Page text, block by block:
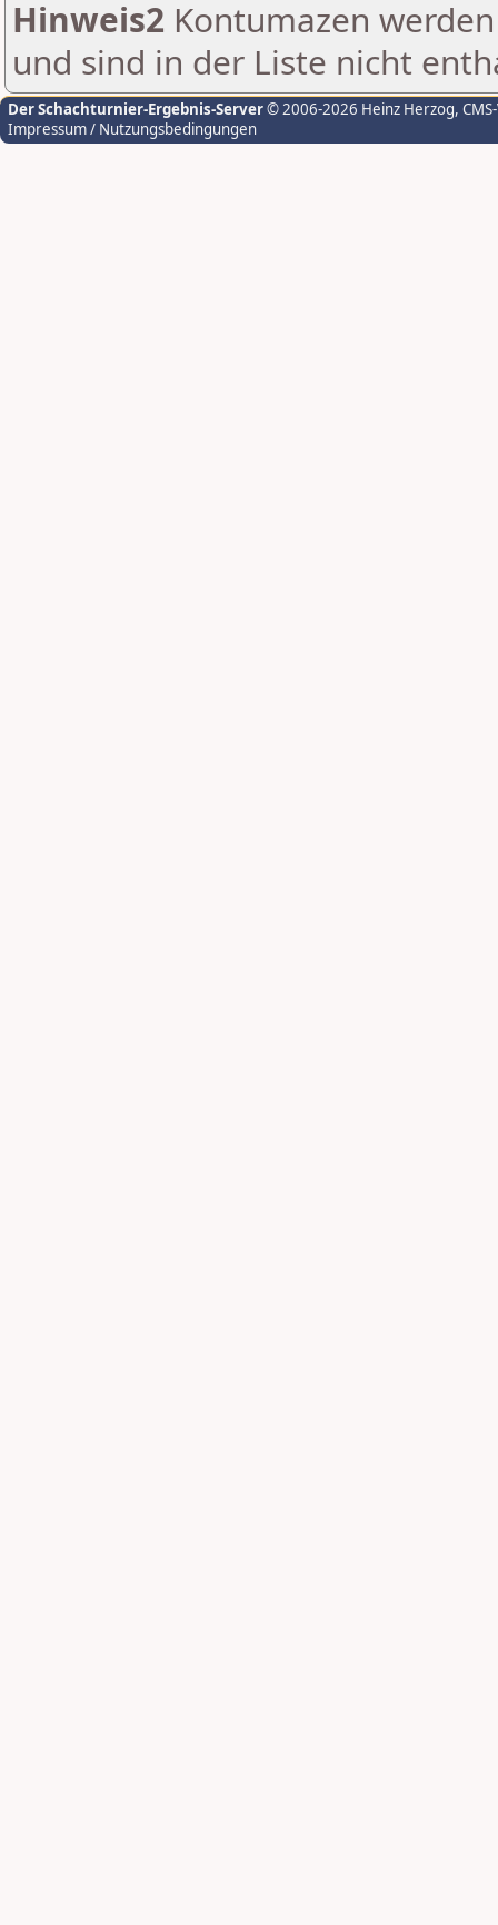
Hinweis2 Kontumazen
und sind in der Liste nicht
Der Schachturnier-Ergebnis-Server© 2006-2026 Heinz Herzog,
Impressum / Nutzungsbedingungen